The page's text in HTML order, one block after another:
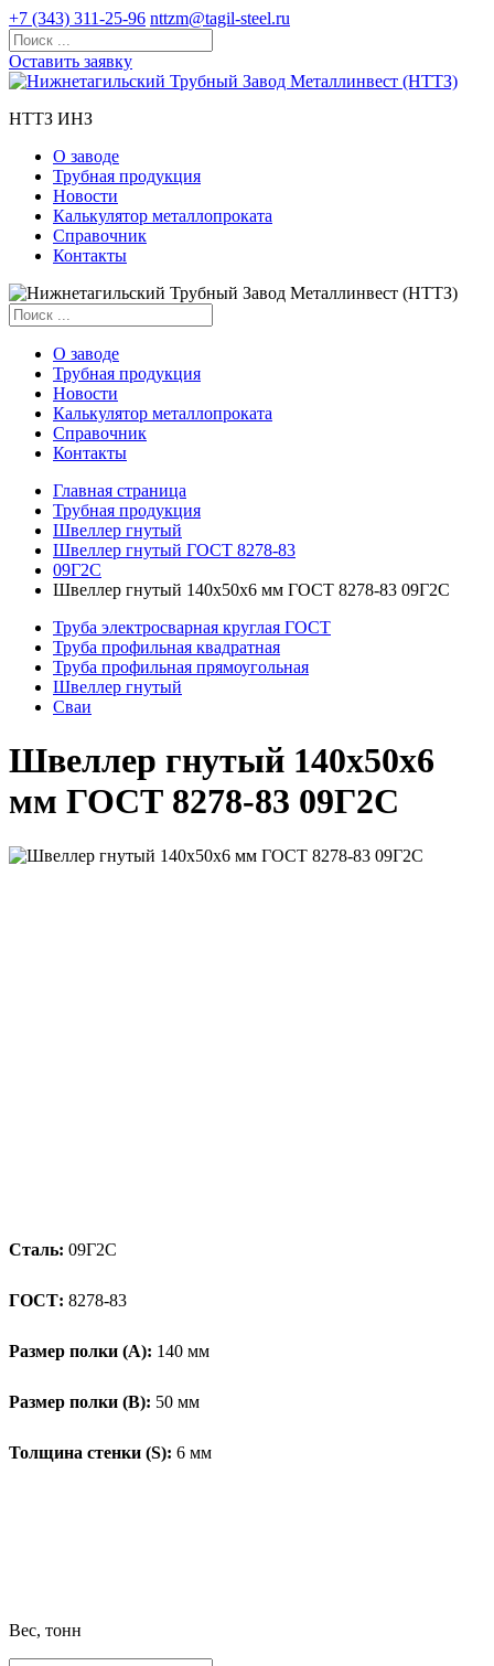
+7 (343) 311-25-96 nttzm@tagil-steel.ru
Оставить заявку
НТТЗ ИНЗ
О заводе
Трубная продукция
Новости
Калькулятор металлопроката
Справочник
Контакты
О заводе
Трубная продукция
Новости
Калькулятор металлопроката
Справочник
Контакты
Главная страница
Трубная продукция
Швеллер гнутый
Швеллер гнутый ГОСТ 8278-83
09Г2С
Швеллер гнутый 140x50x6 мм ГОСТ 8278-83 09Г2С
Труба электросварная круглая ГОСТ
Труба профильная квадратная
Труба профильная прямоугольная
Швеллер гнутый
Сваи
Швеллер гнутый 140x50x6
мм ГОСТ 8278-83 09Г2С
Сталь: 09Г2С
ГОСТ: 8278-83
Размер полки (А): 140 мм
Размер полки (В): 50 мм
Толщина стенки (S): 6 мм
Вес, тонн